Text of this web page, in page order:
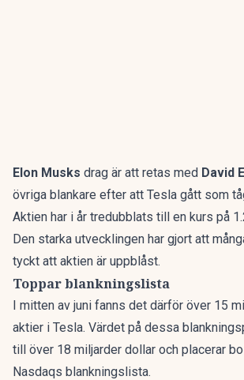
Elon Musks drag är att retas med David
övriga blankare efter att Tesla gått som
Aktien har i år tredubblats till en kurs på
Den starka utvecklingen har gjort att
tyckt att aktien är uppblåst.
Toppar blankningslista
I mitten av juni fanns det därför över 15
aktier i Tesla. Värdet på dessa
till över 18 miljarder dollar och placerar
Nasdaqs blankningslista.